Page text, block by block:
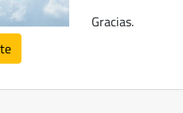
Gracias.